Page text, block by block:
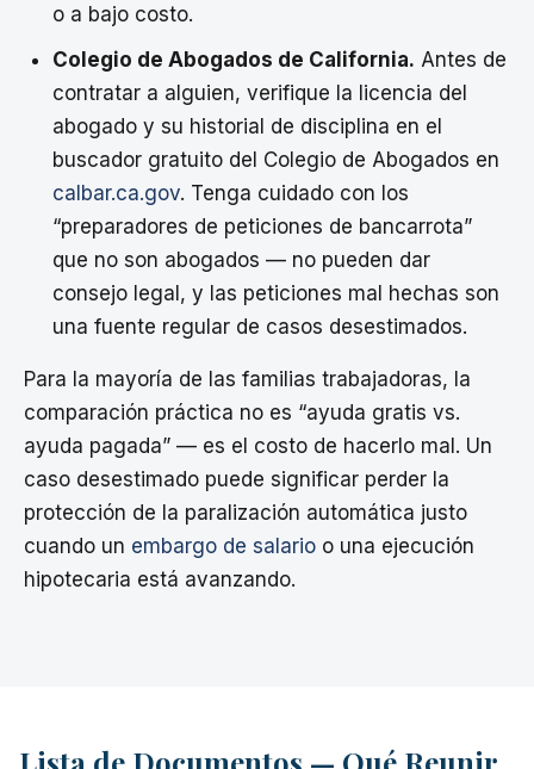
o a bajo costo.
Colegio de Abogados de California. Antes de
contratar a alguien, verifique la licencia del
abogado y su historial de disciplina en el
buscador gratuito del Colegio de Abogados en
calbar.ca.gov. Tenga cuidado con los
“preparadores de peticiones de bancarrota”
que no son abogados — no pueden dar
consejo legal, y las peticiones mal hechas son
una fuente regular de casos desestimados.
Para la mayoría de las familias trabajadoras, la
comparación práctica no es “ayuda gratis vs.
ayuda pagada” — es el costo de hacerlo mal. Un
caso desestimado puede significar perder la
protección de la paralización automática justo
cuando un embargo de salario o una ejecución
hipotecaria está avanzando.